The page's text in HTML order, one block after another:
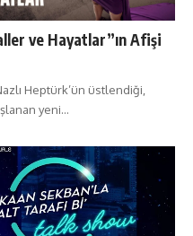
ve Hayatlar”ın Afişi
Nazlı Heptürk’ün üstlendiği,
yeni…